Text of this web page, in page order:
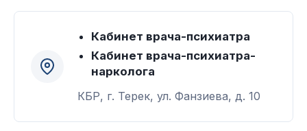
Кабинет врача-психиатра
Кабинет врача-психиатра-
нарколога
КБР, г. Терек, ул. Фанзиева, д. 10